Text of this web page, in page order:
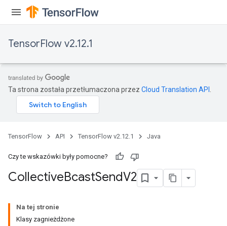
TensorFlow v2.12.1
Ta strona została przetłumaczona przez Cloud Translation API
TensorFlow API TensorFlow v2.12.1 Java
Czy te wskazówki były pomocne?
CollectiveBcastSendV2
Na tej stronie
Klasy zagnieżdżone